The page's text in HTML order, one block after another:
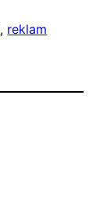
, reklam